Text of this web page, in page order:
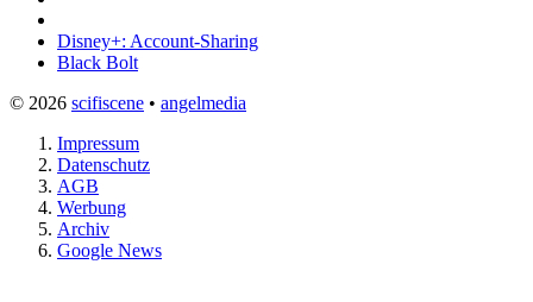
Disney+: Account-Sharing
Black Bolt
© 2026 scifiscene • angelmedia
Impressum
Datenschutz
AGB
Werbung
Archiv
Google News